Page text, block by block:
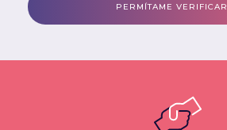
PERMÍTAME VERIFICAR